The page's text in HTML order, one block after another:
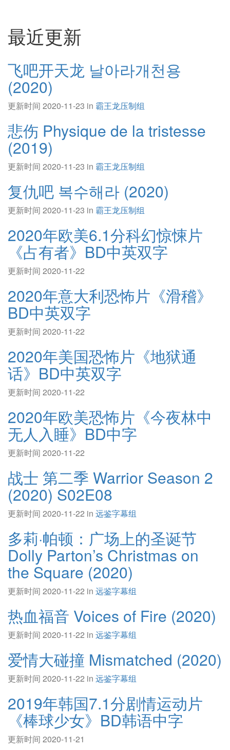
最近更新
飞吧开天龙 날아라개천용
(2020)
更新时间 2020-11-23 in 霸王龙压制组
悲伤 Physique de la tristesse
(2019)
更新时间 2020-11-23 in 霸王龙压制组
复仇吧 복수해라 (2020)
更新时间 2020-11-23 in 霸王龙压制组
2020年欧美6.1分科幻惊悚片
《占有者》BD中英双字
更新时间 2020-11-22
2020年意大利恐怖片《滑稽》
BD中英双字
更新时间 2020-11-22
2020年美国恐怖片《地狱通
话》BD中英双字
更新时间 2020-11-22
2020年欧美恐怖片《今夜林中
无人入睡》BD中字
更新时间 2020-11-22
战士 第二季 Warrior Season 2
(2020) S02E08
更新时间 2020-11-22 in 远鉴字幕组
多莉·帕顿：广场上的圣诞节
Dolly Parton’s Christmas on
the Square (2020)
更新时间 2020-11-22 in 远鉴字幕组
热血福音 Voices of Fire (2020)
更新时间 2020-11-22 in 远鉴字幕组
爱情大碰撞 Mismatched (2020)
更新时间 2020-11-22 in 远鉴字幕组
2019年韩国7.1分剧情运动片
《棒球少女》BD韩语中字
更新时间 2020-11-21